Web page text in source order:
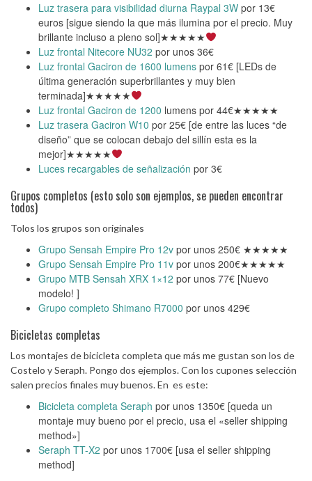
Luz trasera para visibilidad diurna Raypal 3W por 13€
euros [sigue siendo la que más ilumina por el precio. Muy
brillante incluso a pleno sol]★★★★★
Luz frontal Nitecore NU32 por unos 36€
Luz frontal Gaciron de 1600 lumens por 61€ [LEDs de
última generación superbrillantes y muy bien
terminada]★★★★★
Luz frontal Gaciron de 1200 lumens por 44€★★★★★
Luz trasera Gaciron W10 por 25€ [de entre las luces “de
diseño” que se colocan debajo del sillín esta es la
mejor]★★★★★
Luces recargables de señalización por 3€
Grupos completos (esto solo son ejemplos, se pueden encontrar
todos)
Tolos los grupos son originales
Grupo Sensah Empire Pro 12v por unos 250€ ★★★★★
Grupo Sensah Empire Pro 11v por unos 200€★★★★★
Grupo MTB Sensah XRX 1×12 por unos 77€ [Nuevo
modelo! ]
Grupo completo Shimano R7000 por unos 429€
Bicicletas completas
Los montajes de bicicleta completa que más me gustan son los de
Costelo y Seraph. Pongo dos ejemplos. Con los cupones selección
salen precios finales muy buenos. En es este:
Bicicleta completa Seraph por unos 1350€ [queda un
montaje muy bueno por el precio, usa el «seller shipping
method»]
Seraph TT-X2 por unos 1700€ [usa el seller shipping
method]